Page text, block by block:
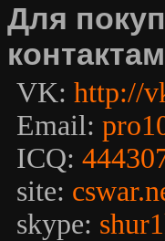
Для
контактам
VK: http://
Email:
ICQ:
site:
skype: